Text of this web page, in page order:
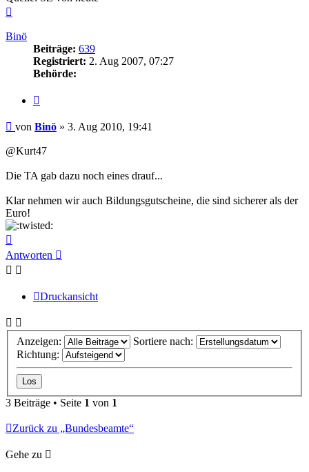
Binö
Beiträge: 639
Registriert: 2. Aug 2007, 07:27
Behörde:
Beitrag
von Binö » 3. Aug 2010, 19:41
@Kurt47
Die TA gab dazu noch eines drauf...
Klar nehmen wir auch Bildungsgutscheine, die sind sicherer als der
Euro!
oben
Antworten
Druckansicht
Anzeigen:
Sortiere nach:
Richtung:
3 Beiträge • Seite 1 von 1
Zurück zu „Bundesbeamte“
Gehe zu